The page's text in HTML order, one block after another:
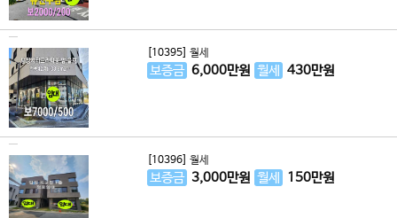
[10395] 월세
보증금 6,000만원 월세 430만원
[10396] 월세
보증금 3,000만원 월세 150만원